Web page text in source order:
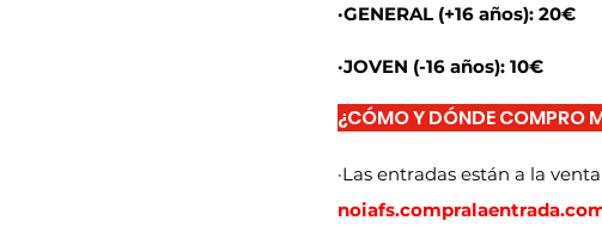
·GENERAL (+16 años): 20€
·JOVEN (-16 años): 10€
¿CÓMO Y DÓNDE COMPRO
·Las entradas están a la